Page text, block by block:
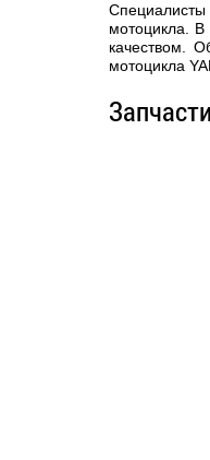
мотоцикла. В
качеством.
мотоцикла
Запчасти